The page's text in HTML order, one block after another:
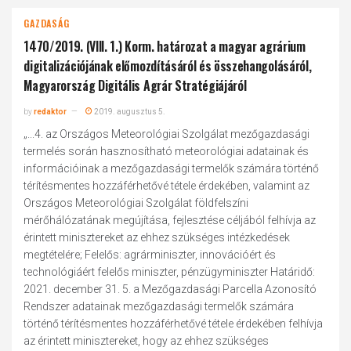
GAZDASÁG
1470/2019. (VIII. 1.) Korm. határozat a magyar agrárium
digitalizációjának előmozdításáról és összehangolásáról,
Magyarország Digitális Agrár Stratégiájáról
byredaktor 2019. augusztus 5.
„...4. az Országos Meteorológiai Szolgálat mezőgazdasági
termelés során hasznosítható meteorológiai adatainak és
információinak a mezőgazdasági termelők számára történő
térítésmentes hozzáférhetővé tétele érdekében, valamint az
Országos Meteorológiai Szolgálat földfelszíni
mérőhálózatának megújítása, fejlesztése céljából felhívja az
érintett minisztereket az ehhez szükséges intézkedések
megtételére; Felelős: agrárminiszter, innovációért és
technológiáért felelős miniszter, pénzügyminiszter Határidő:
2021. december 31. 5. a Mezőgazdasági Parcella Azonosító
Rendszer adatainak mezőgazdasági termelők számára
történő térítésmentes hozzáférhetővé tétele érdekében felhívja
az érintett minisztereket, hogy az ehhez szükséges